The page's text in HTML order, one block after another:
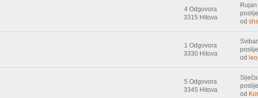
4 Odgovora
3315 Hitova
od
1 Odgovora
3330 Hitova
od
5 Odgovora
3345 Hitova
od